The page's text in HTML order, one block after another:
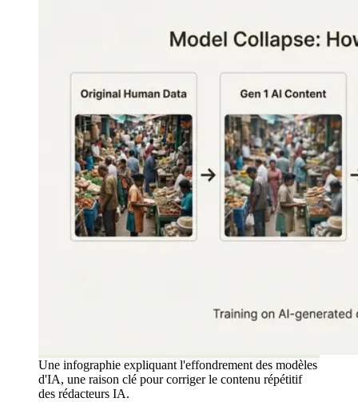
Une infographie expliquant l'effondrement des modèles
d'IA, une raison clé pour corriger le contenu répétitif
des rédacteurs IA.